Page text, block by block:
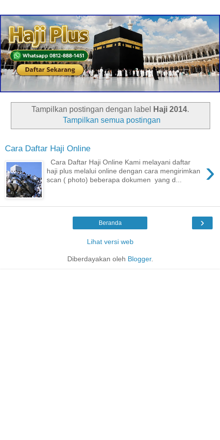
Tampilkan postingan dengan label Haji 2014.
Tampilkan semua postingan
Cara Daftar Haji Online
›
Cara Daftar Haji Online Kami melayani daftar
haji plus melalui online dengan cara mengirimkan
scan ( photo) beberapa dokumen yang d...
›
Beranda
Lihat versi web
Diberdayakan oleh Blogger.